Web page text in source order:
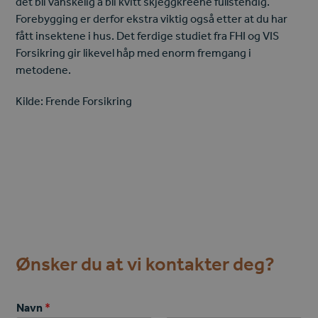
Forebygging er derfor ekstra viktig også etter at du har
fått insektene i hus. Det ferdige studiet fra FHI og VIS
Forsikring gir likevel håp med enorm fremgang i
metodene.
Kilde: Frende Forsikring
Ønsker du at vi kontakter deg?
Navn *